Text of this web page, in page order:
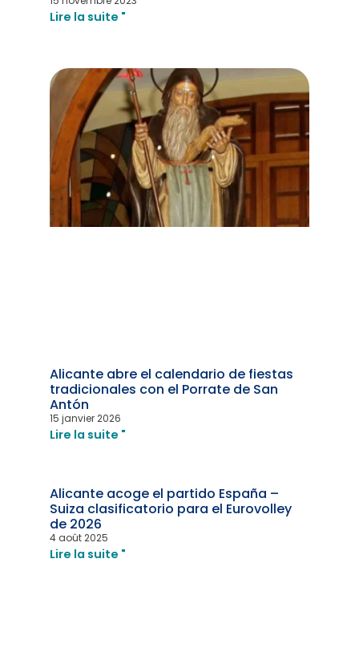
Lire la suite "
Alicante abre el calendario de fiestas
tradicionales con el Porrate de San
Antón
15 janvier 2026
Lire la suite "
Alicante acoge el partido España –
Suiza clasificatorio para el Eurovolley
de 2026
4 août 2025
Lire la suite "